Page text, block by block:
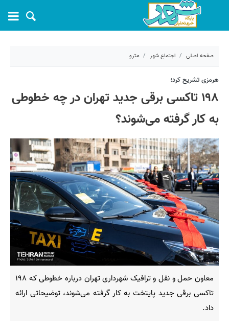
صفحه اصلی اجتماع شهر مترو
۲۷ دی ۱۴۰۲ - ۱۰:۴۸
کد مطلب:48224
هرمزی تشریح کرد؛
۱۹۸ تاکسی برقی جدید تهران در چه خطوطی
به کار گرفته می‌شوند؟
معاون حمل و نقل و ترافیک شهرداری تهران درباره خطوطی که ۱۹۸
تاکسی برقی‌ جدید پایتخت به کار گرفته می‌شوند، توضیحاتی ارائه
داد.